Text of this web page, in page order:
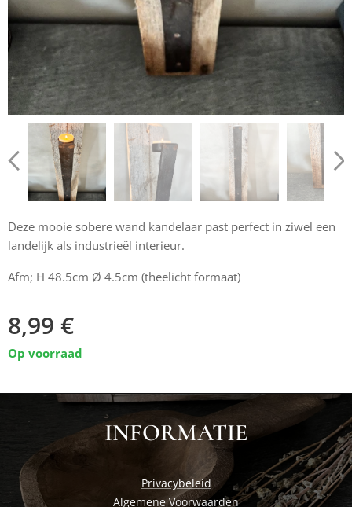
Deze mooie sobere wand kandelaar past perfect in ziwel een
landelijk als industrieël interieur.
Afm; H 48.5cm Ø 4.5cm (theelicht formaat)
8,99 €
Op voorraad
INFORMATIE
Privacybeleid
Algemene Voorwaarden